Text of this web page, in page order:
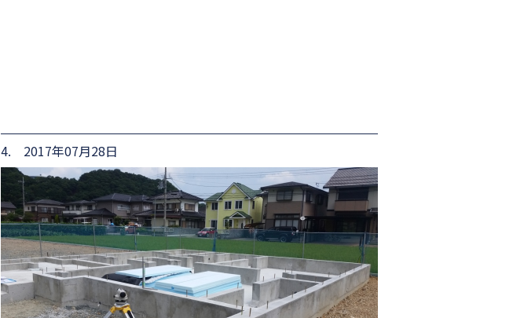
4. 2017年07月28日